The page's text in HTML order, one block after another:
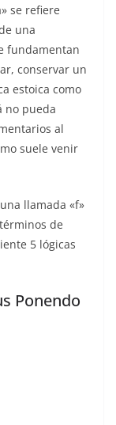
se refiere
una
fundamentan
conservar un
estoica como
no pueda
al
suele venir
llamada «f»
de
5 lógicas
Ponendo